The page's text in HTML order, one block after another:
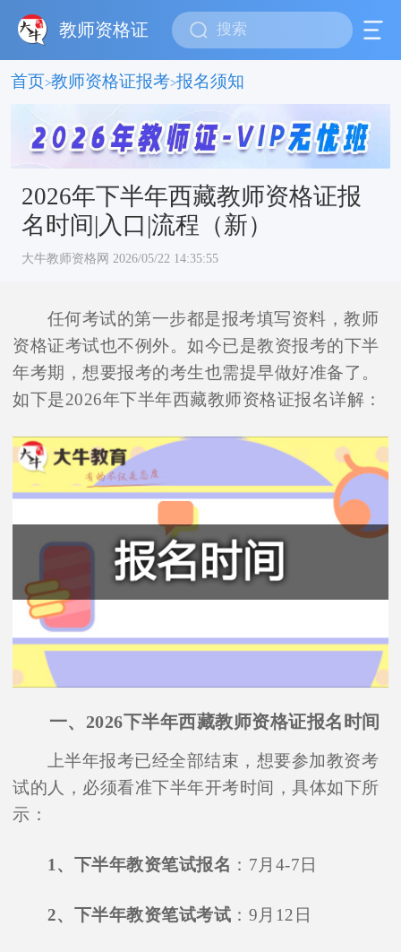
教师资格证
首页>教师资格证报考>报名须知
2026年下半年西藏教师资格证报
名时间|入口|流程（新）
大牛教师资格网 2026/05/22 14:35:55
任何考试的第一步都是报考填写资料，教师
资格证考试也不例外。如今已是教资报考的下半
年考期，想要报考的考生也需提早做好准备了。
如下是2026年下半年西藏教师资格证报名详解：
一、2026下半年西藏教师资格证报名时间
上半年报考已经全部结束，想要参加教资考
试的人，必须看准下半年开考时间，具体如下所
示：
1、下半年教资笔试报名 ：7月4-7日
2、下半年教资笔试考试 ：9月12日